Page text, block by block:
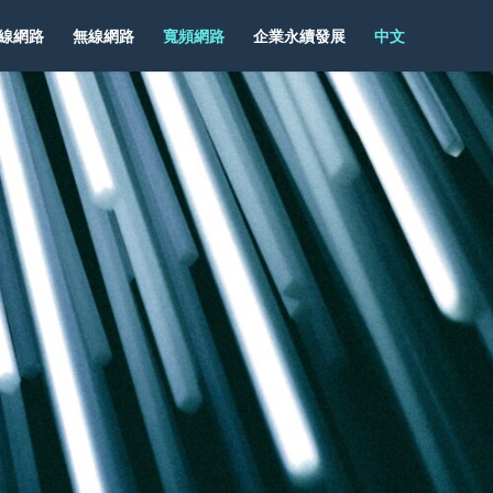
網路 無線網路 寬頻網路 企業永續發展 中文